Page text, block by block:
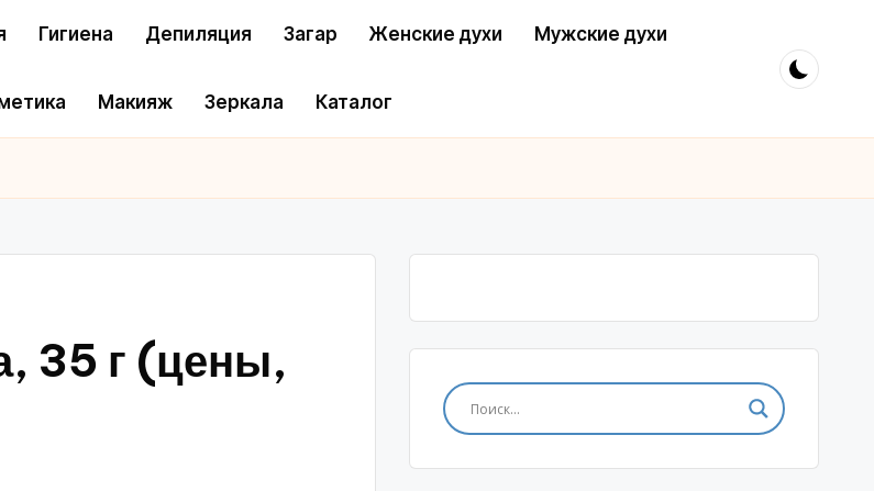
Гигиена Депиляция Загар Женские духи Мужские духи
Макияж Зеркала Каталог
35 г (цены,